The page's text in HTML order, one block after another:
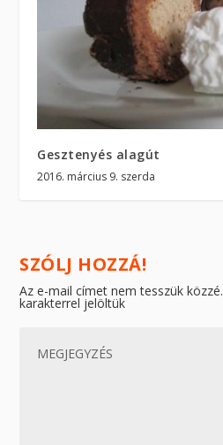
Gesztenyés alagút
2016. március 9. szerda
SZÓLJ HOZZÁ!
Az e-mail címet nem tesszük közzé.
karakterrel jelöltük